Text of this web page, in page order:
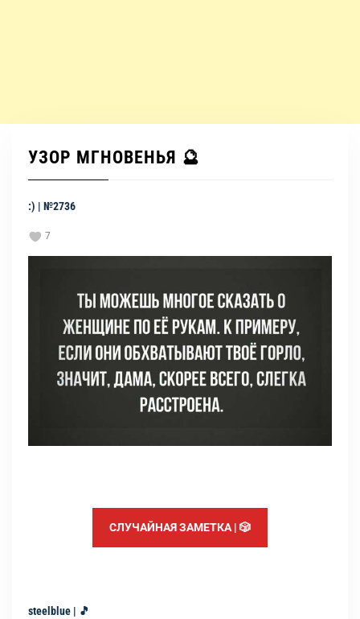
УЗОР МГНОВЕНЬЯ 🔮
:) | №2736
7
СЛУЧАЙНАЯ ЗАМЕТКА | 🎲
steelblue | 🎵